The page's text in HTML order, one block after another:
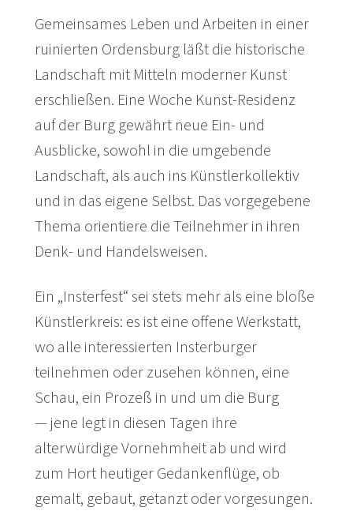
Gemeinsames Leben und Arbeiten in einer
ruinierten Ordensburg läßt die historische
Landschaft mit Mitteln moderner Kunst
erschließen. Eine Woche Kunst-Residenz
auf der Burg gewährt neue Ein- und
Ausblicke, sowohl in die umgebende
Landschaft, als auch ins Künstlerkollektiv
und in das eigene Selbst. Das vorgegebene
Thema orientiere die Teilnehmer in ihren
Denk- und Handelsweisen.
Ein „Insterfest“ sei stets mehr als eine bloße
Künstlerkreis: es ist eine offene Werkstatt,
wo alle interessierten Insterburger
teilnehmen oder zusehen können, eine
Schau, ein Prozeß in und um die Burg
— jene legt in diesen Tagen ihre
alterwürdige Vornehmheit ab und wird
zum Hort heutiger Gedankenflüge, ob
gemalt, gebaut, getanzt oder vorgesungen.